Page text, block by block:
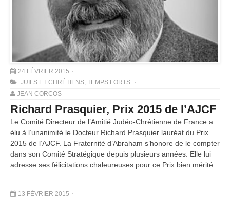
24 FÉVRIER 2015
JUIFS ET CHRÉTIENS, TEMPS FORTS
JEAN CORCOS
Richard Prasquier, Prix 2015 de l’AJCF
Le Comité Directeur de l’Amitié Judéo-Chrétienne de France a
élu à l’unanimité le Docteur Richard Prasquier lauréat du Prix
2015 de l’AJCF. La Fraternité d’Abraham s’honore de le compter
dans son Comité Stratégique depuis plusieurs années. Elle lui
adresse ses félicitations chaleureuses pour ce Prix bien mérité.
13 FÉVRIER 2015